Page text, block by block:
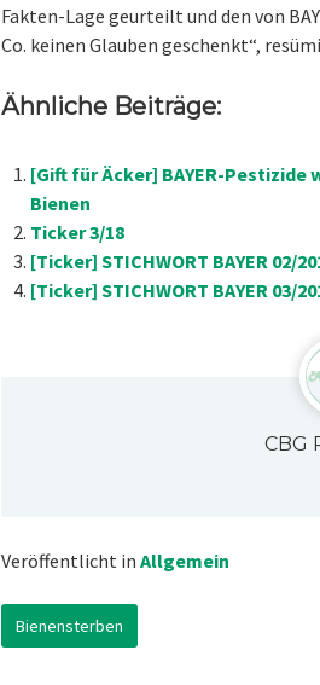
Fakten-Lage geurteilt und den von
Co. keinen Glauben geschenkt“,
Ähnliche Beiträge:
[Gift für Äcker] BAYER-Pestizide
Bienen
Ticker 3/18
[Ticker] STICHWORT BAYER 02/
[Ticker] STICHWORT BAYER 03/
CBG
Veröffentlicht in Allgemein
Bienensterben